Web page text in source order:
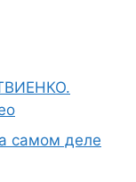
самом деле